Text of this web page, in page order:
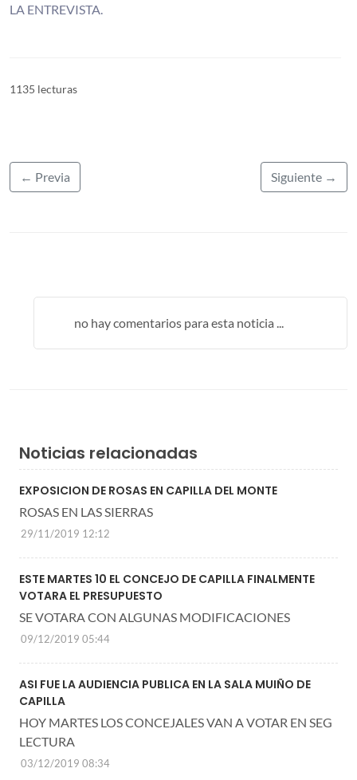
LA ENTREVISTA.
1135 lecturas
← Previa Siguiente →
no hay comentarios para esta noticia ...
Noticias relacionadas
EXPOSICION DE ROSAS EN CAPILLA DEL MONTE
ROSAS EN LAS SIERRAS
29/11/2019 12:12
ESTE MARTES 10 EL CONCEJO DE CAPILLA FINALMENTE
VOTARA EL PRESUPUESTO
SE VOTARA CON ALGUNAS MODIFICACIONES
09/12/2019 05:44
ASI FUE LA AUDIENCIA PUBLICA EN LA SALA MUIÑO DE
CAPILLA
HOY MARTES LOS CONCEJALES VAN A VOTAR EN SEG
LECTURA
03/12/2019 08:34